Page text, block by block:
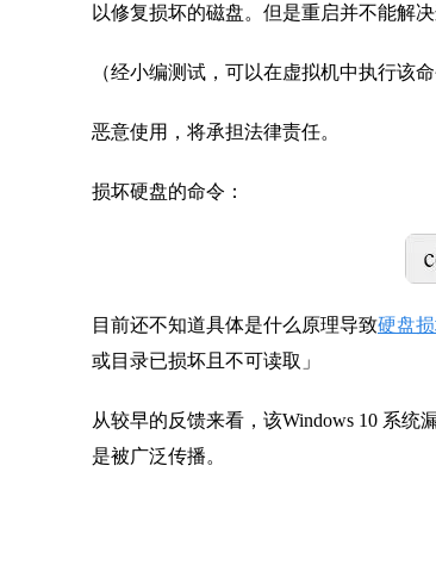
以修复损坏的磁盘。但是重启并不能解决
（经小编测试，可以在虚拟机中执行该
恶意使用，将承担法律责任。
损坏硬盘的命令：
目前还不知道具体是什么原理导致硬盘
或目录已损坏且不可读取」
从较早的反馈来看，该Windows 10 系统
是被广泛传播。